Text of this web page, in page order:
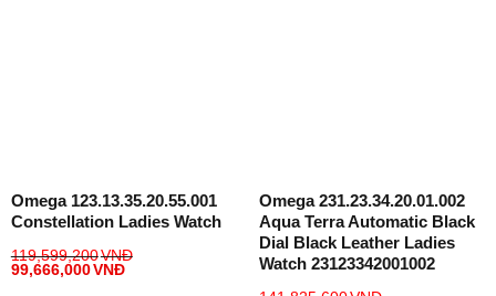
Omega 123.13.35.20.55.001
Constellation Ladies Watch
119,599,200VNĐ
99,666,000VNĐ
Omega 231.23.34.20.01.002
Aqua Terra Automatic Black
Dial Black Leather Ladies
Watch 23123342001002